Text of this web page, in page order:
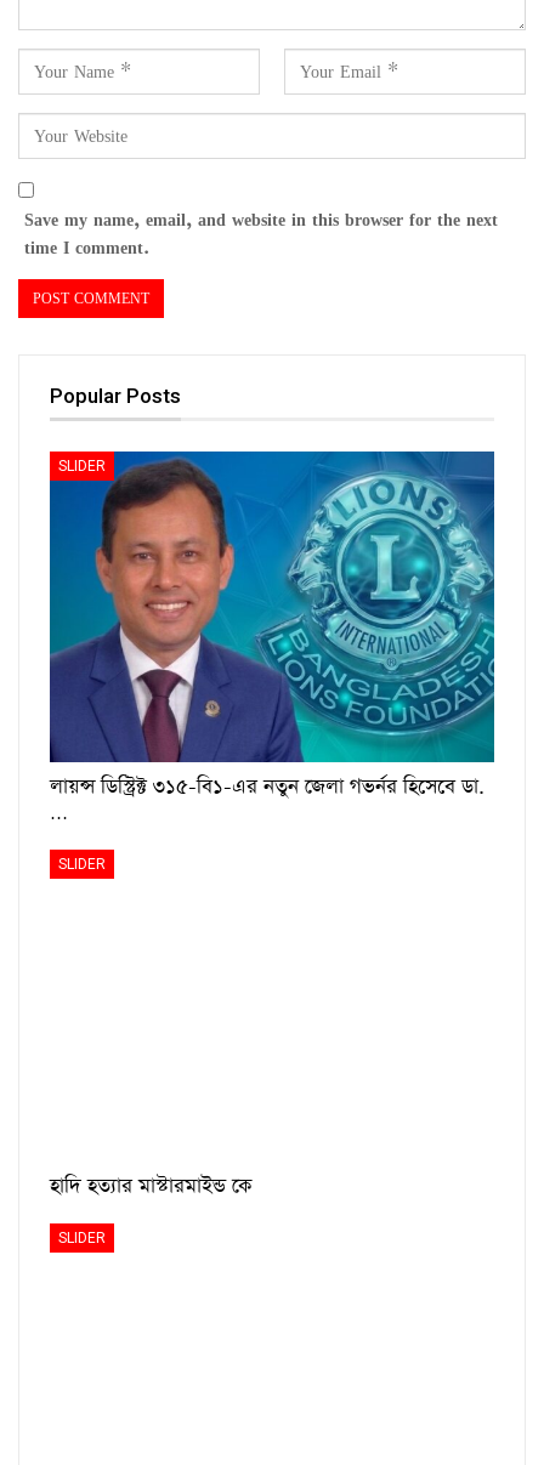
Save my name, email, and website in this browser for the next
time I comment.
Popular Posts
SLIDER
লায়ন্স ডিস্ট্রিক্ট ৩১৫-বি১-এর নতুন জেলা গভর্নর হিসেবে ডা.
…
SLIDER
হাদি হত্যার মাস্টারমাইন্ড কে
SLIDER